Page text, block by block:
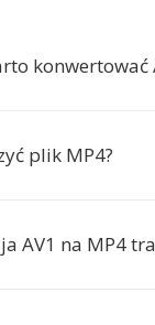
konwertować
plik MP4?
AV1 na MP4